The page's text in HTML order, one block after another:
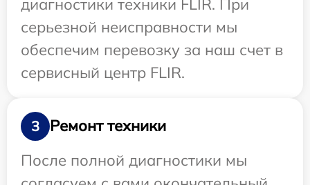
диагностики техники FLIR. При
серьезной неисправности мы
обеспечим перевозку за наш счет в
сервисный центр FLIR.
3
Ремонт техники
После полной диагностики мы